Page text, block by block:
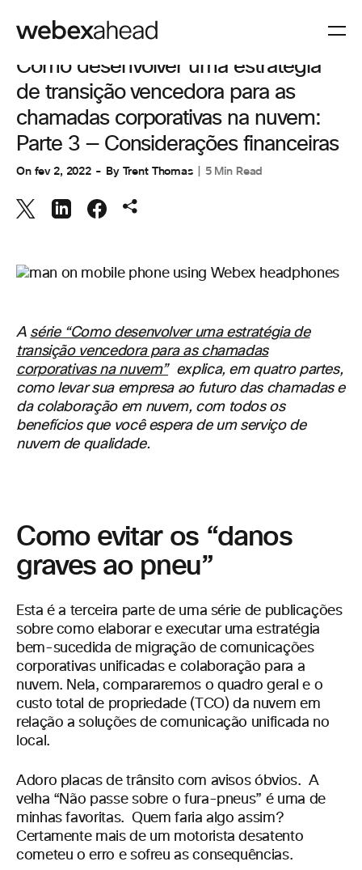
COLABORAÇÃO
Como desenvolver uma estratégia
de transição vencedora para as
chamadas corporativas na nuvem:
Parte 3 — Considerações financeiras
On fev 2, 2022 By Trent Thomas 5 Min Read
A série “Como desenvolver uma estratégia de
transição vencedora para as chamadas
corporativas na nuvem”
explica, em quatro partes,
como levar sua empresa ao futuro das chamadas e
da colaboração em nuvem, com todos os
benefícios que você espera de um serviço de
nuvem de qualidade.
Como evitar os “danos
graves ao pneu”
Esta é a terceira parte de uma série de publicações
sobre como elaborar e executar uma estratégia
bem-sucedida de migração de comunicações
corporativas unificadas e colaboração para a
nuvem. Nela, compararemos o quadro geral e o
custo total de propriedade (TCO) da nuvem em
relação a soluções de comunicação unificada no
local.
Adoro placas de trânsito com avisos óbvios. A
velha “Não passe sobre o fura-pneus” é uma de
minhas favoritas. Quem faria algo assim?
Certamente mais de um motorista desatento
cometeu o erro e sofreu as consequências.